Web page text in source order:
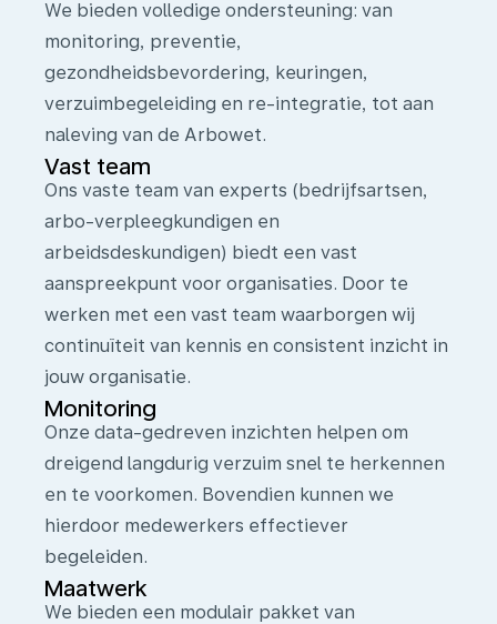
We bieden volledige ondersteuning: van
monitoring, preventie,
gezondheidsbevordering, keuringen,
verzuimbegeleiding en re-integratie, tot aan
naleving van de Arbowet.
Vast team
Ons vaste team van experts (bedrijfsartsen,
arbo-verpleegkundigen en
arbeidsdeskundigen) biedt een vast
aanspreekpunt voor organisaties. Door te
werken met een vast team waarborgen wij
continuïteit van kennis en consistent inzicht in
jouw organisatie.
Monitoring
Onze data-gedreven inzichten helpen om
dreigend langdurig verzuim snel te herkennen
en te voorkomen. Bovendien kunnen we
hierdoor medewerkers effectiever
begeleiden.
Maatwerk
We bieden een modulair pakket van